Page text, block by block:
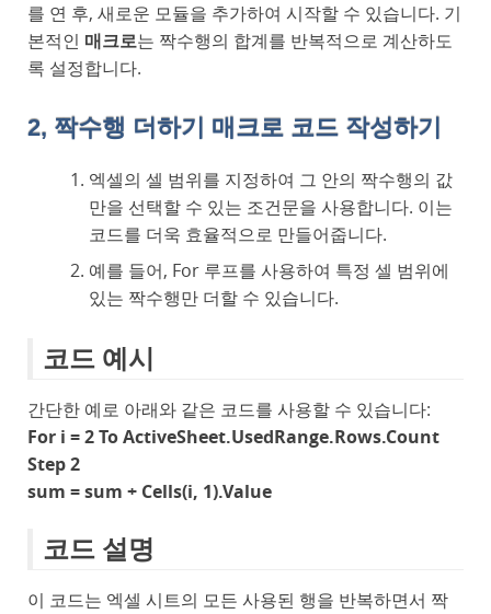
를 연 후, 새로운 모듈을 추가하여 시작할 수 있습니다. 기
본적인 매크로는 짝수행의 합계를 반복적으로 계산하도
록 설정합니다.
2, 짝수행 더하기 매크로 코드 작성하기
엑셀의 셀 범위를 지정하여 그 안의 짝수행의 값
만을 선택할 수 있는 조건문을 사용합니다. 이는
코드를 더욱 효율적으로 만들어줍니다.
예를 들어, For 루프를 사용하여 특정 셀 범위에
있는 짝수행만 더할 수 있습니다.
코드 예시
간단한 예로 아래와 같은 코드를 사용할 수 있습니다:
For i = 2 To ActiveSheet.UsedRange.Rows.Count
Step 2
sum = sum + Cells(i, 1).Value
코드 설명
이 코드는 엑셀 시트의 모든 사용된 행을 반복하면서 짝